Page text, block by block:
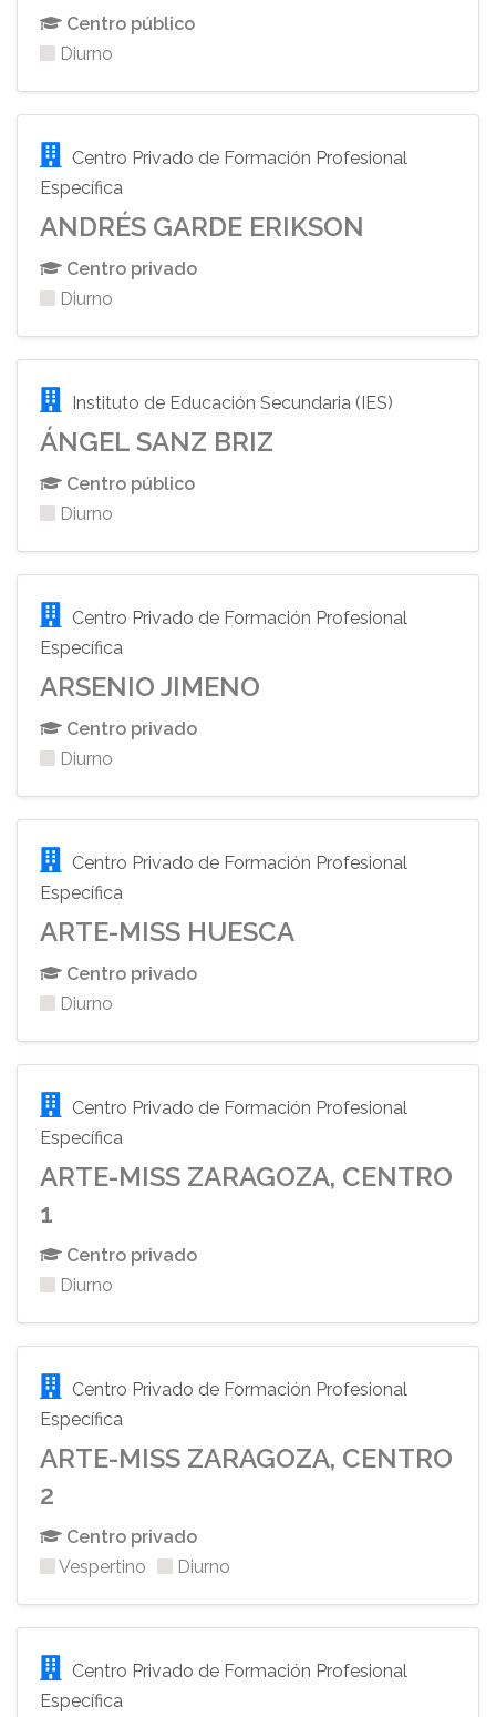
Centro público
Diurno
Centro Privado de Formación Profesional
Específica
ANDRÉS GARDE ERIKSON
Centro privado
Diurno
Instituto de Educación Secundaria (IES)
ÁNGEL SANZ BRIZ
Centro público
Diurno
Centro Privado de Formación Profesional
Específica
ARSENIO JIMENO
Centro privado
Diurno
Centro Privado de Formación Profesional
Específica
ARTE-MISS HUESCA
Centro privado
Diurno
Centro Privado de Formación Profesional
Específica
ARTE-MISS ZARAGOZA, CENTRO
1
Centro privado
Diurno
Centro Privado de Formación Profesional
Específica
ARTE-MISS ZARAGOZA, CENTRO
2
Centro privado
Vespertino
Diurno
Centro Privado de Formación Profesional
Específica